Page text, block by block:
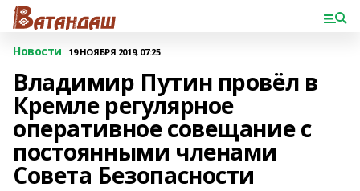
Новости 19 НОЯБРЯ 2019, 07:25
Владимир Путин провёл в
Кремле регулярное
оперативное совещание с
постоянными членами
Совета Безопасности